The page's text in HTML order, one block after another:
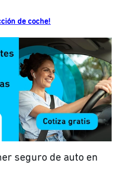
de coche!
seguro de auto en